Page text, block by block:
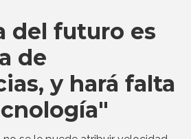
del futuro es
de
y hará falta